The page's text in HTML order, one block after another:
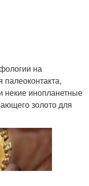
на
некие инопланетные
золото для